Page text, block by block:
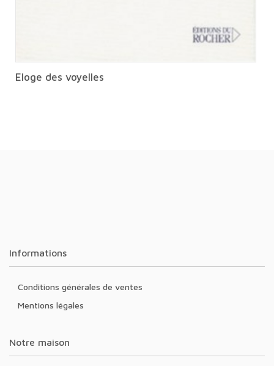
Eloge des voyelles
Informations
Conditions générales de ventes
Mentions légales
Notre maison